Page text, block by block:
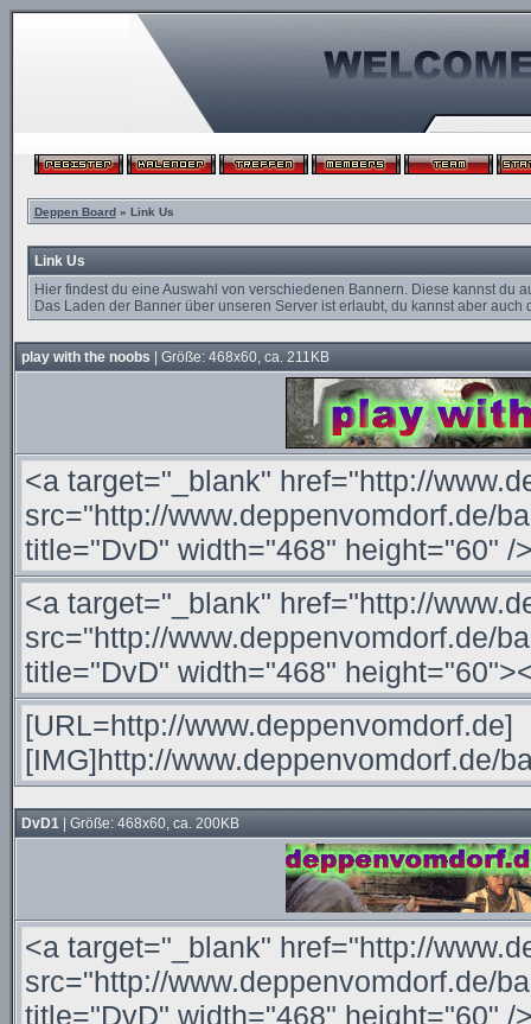
Deppen Board» Link Us
Link Us
Hier findest du eine Auswahl von verschiedenen Bannern. Diese kannst
Das Laden der Banner über unseren Server ist erlaubt, du kannst aber
play with the noobs | Größe: 468x60, ca. 211KB
DvD1 | Größe: 468x60, ca. 200KB